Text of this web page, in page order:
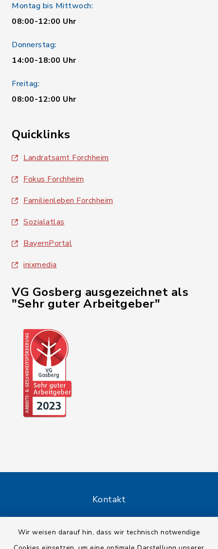
Wir weisen darauf hin, dass wir technisch notwendige
Montag bis Mittwoch:
08:00-12:00 Uhr
Donnerstag:
14:00-18:00 Uhr
Freitag:
08:00-12:00 Uhr
Quicklinks
Landratsamt Forchheim
Fokus Forchheim
Familienleben Forchheim
Sozialatlas
BayernPortal
inixmedia
VG Gosberg ausgezeichnet als
"Sehr guter Arbeitgeber"
Kontakt